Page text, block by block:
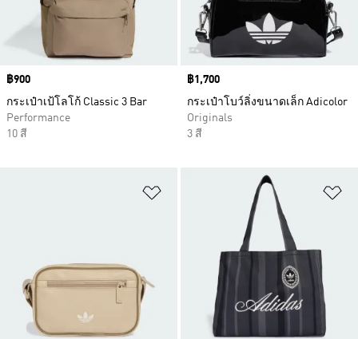
Price
฿900
กระเป๋าเป้โลโก้ Classic 3 Bar
Performance
10 สี
Price
฿1,700
กระเป๋าโบว์ลิ่งขนาดเล็ก Adicolor
Originals
3 สี
เพิ่มไปยังรายการสินค้าโปรด